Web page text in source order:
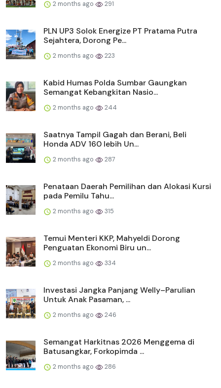
2 months ago 291
PLN UP3 Solok Energize PT Pratama Putra
Sejahtera, Dorong Pe...
2 months ago 223
Kabid Humas Polda Sumbar Gaungkan
Semangat Kebangkitan Nasio...
2 months ago 244
Saatnya Tampil Gagah dan Berani, Beli
Honda ADV 160 lebih Un...
2 months ago 287
Penataan Daerah Pemilihan dan Alokasi Kursi
pada Pemilu Tahu...
2 months ago 315
Temui Menteri KKP, Mahyeldi Dorong
Penguatan Ekonomi Biru un...
2 months ago 334
Investasi Jangka Panjang Welly–Parulian
Untuk Anak Pasaman, ...
2 months ago 246
Semangat Harkitnas 2026 Menggema di
Batusangkar, Forkopimda ...
2 months ago 286